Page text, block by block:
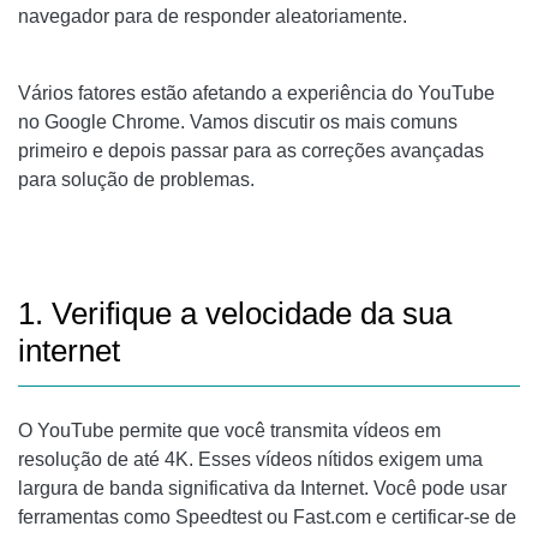
navegador para de responder aleatoriamente.
Vários fatores estão afetando a experiência do YouTube
no Google Chrome. Vamos discutir os mais comuns
primeiro e depois passar para as correções avançadas
para solução de problemas.
1. Verifique a velocidade da sua
internet
O YouTube permite que você transmita vídeos em
resolução de até 4K. Esses vídeos nítidos exigem uma
largura de banda significativa da Internet. Você pode usar
ferramentas como Speedtest ou Fast.com e certificar-se de